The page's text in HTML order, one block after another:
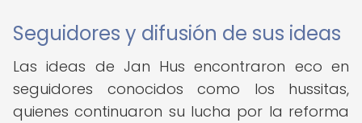
Seguidores y difusión de sus ideas
Las ideas de Jan Hus encontraron eco en
seguidores conocidos como los hussitas,
quienes continuaron su lucha por la reforma